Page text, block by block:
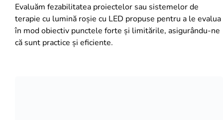
Evaluăm fezabilitatea proiectelor sau sistemelor de
terapie cu lumină roșie cu LED propuse pentru a le evalua
în mod obiectiv punctele forte și limitările, asigurându-ne
că sunt practice și eficiente.